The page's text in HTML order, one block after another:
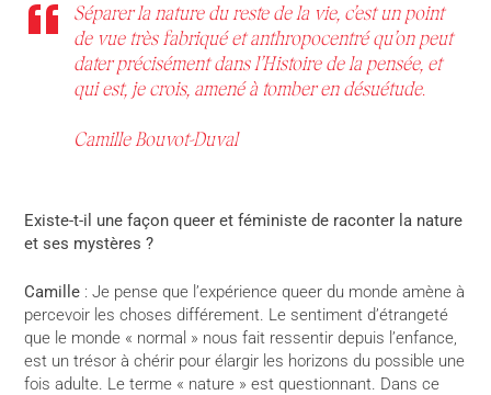
Séparer la nature du reste de la vie, c’est un point
de vue très fabriqué et anthropocentré qu’on peut
dater précisément dans l’Histoire de la pensée, et
qui est, je crois, amené à tomber en désuétude.
Camille Bouvot-Duval
Existe-t-il une façon queer et féministe de raconter la nature
et ses mystères ?
Camille : Je pense que l’expérience queer du monde amène à
percevoir les choses différement. Le sentiment d’étrangeté
que le monde « normal » nous fait ressentir depuis l’enfance,
est un trésor à chérir pour élargir les horizons du possible une
fois adulte. Le terme « nature » est questionnant. Dans ce